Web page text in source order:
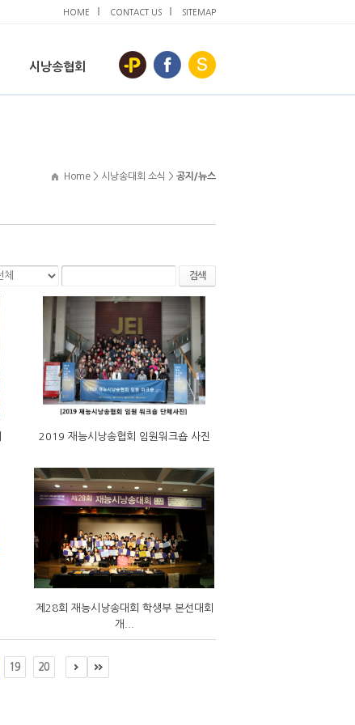
HOME CONTACT US SITEMAP
시낭송협회
Home > 시낭송대회 소식 > 공지/뉴스
검색
2019 재능시낭송협회 임원워크숍 사진
제28회 재능시낭송대회 학생부 본선대회
개...
19 20